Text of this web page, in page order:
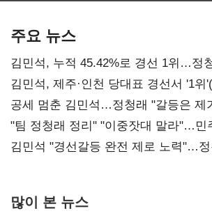
주요 뉴스
김민석, 누적 45.42%로 경선 1위…정
0.86%p(2보)
김민석, 제주·인천 당대표 경선서 '1위
공세 멈춘 김민석…정청래 "갈등은 제
"팀 정청래 정리" "이중잣대 말라"…민
다툼 격화
김민석 "경선갈등 완전 제로 노력"…
많이 본 뉴스